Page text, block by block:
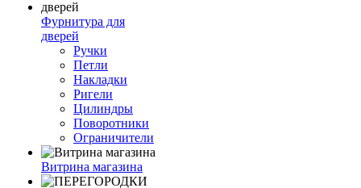
Фурнитура для
дверей
Ручки
Петли
Накладки
Ригели
Цилиндры
Поворотники
Ограничители
Витрина магазина